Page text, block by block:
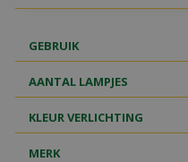
GEBRUIK
AANTAL LAMPJES
KLEUR VERLICHTING
MERK